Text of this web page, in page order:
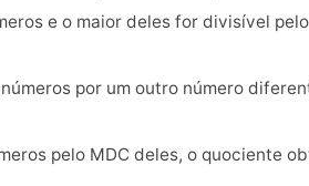
e o maior deles for divisível
por um outro número
pelo MDC deles, o quociente